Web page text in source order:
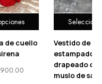
Seleccionar opciones
Vestido de tirantes con
estampado floral escote
drapeado con abertura
muslo de satén